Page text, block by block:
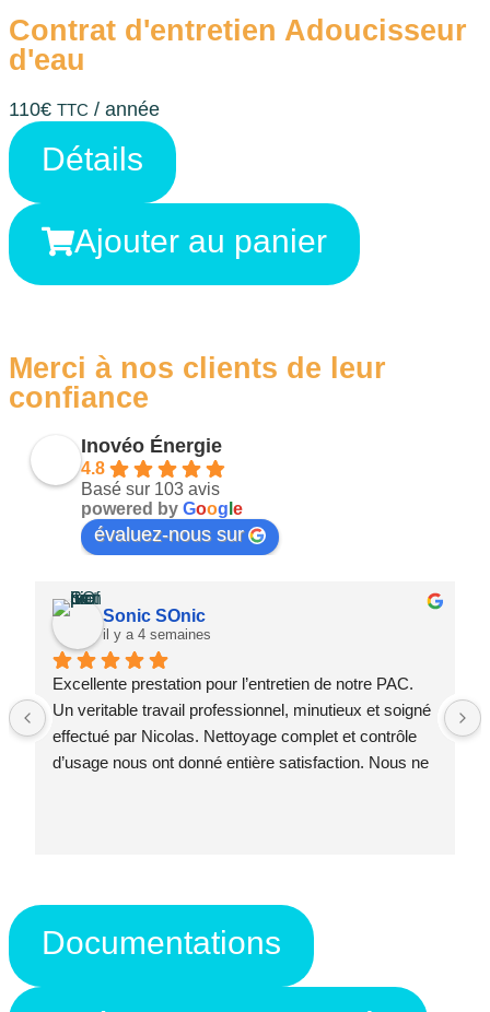
Contrat d'entretien Adoucisseur
d'eau
110€ TTC / année
Détails
Ajouter au panier
Merci à nos clients de leur
confiance
Inovéo Énergie
4.8
Basé sur 103 avis
powered by Goog e
évaluez-nous sur
Sonic SOnic
il y a 4 semaines
Excellente prestation pour l’entretien de notre PAC.
Un veritable travail professionnel, minutieux et soigné
effectué par Nicolas. Nettoyage complet et contrôle
d’usage nous ont donné entière satisfaction. Nous ne
Documentations